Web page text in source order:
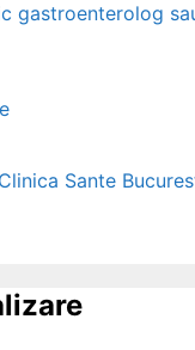
gastroenterolog
Sante